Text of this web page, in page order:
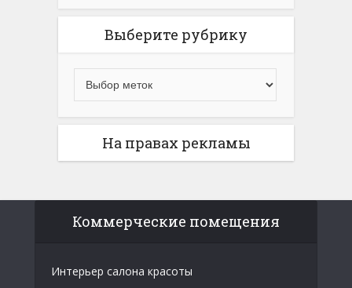
Выберите рубрику
На правах рекламы
Коммерческие помещения
Интерьер салона красоты